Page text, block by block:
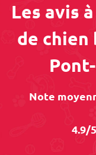
Les avis
de chien
Note
4.9/